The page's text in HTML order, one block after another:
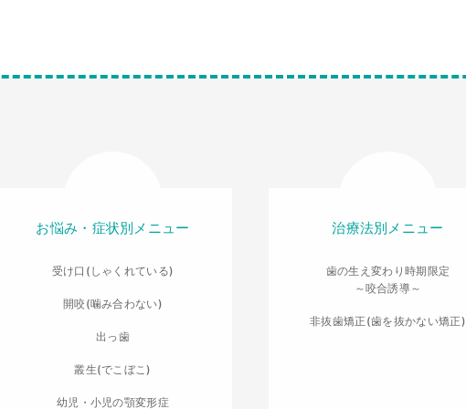
お悩み・症状別メニュー
受け口(しゃくれている)
開咬(噛み合わない)
出っ歯
叢生(でこぼこ)
幼児・小児の顎変形症
治療法別メニュー
歯の生え変わり時期限定
～咬合誘導～
非抜歯矯正(歯を抜かない矯正)